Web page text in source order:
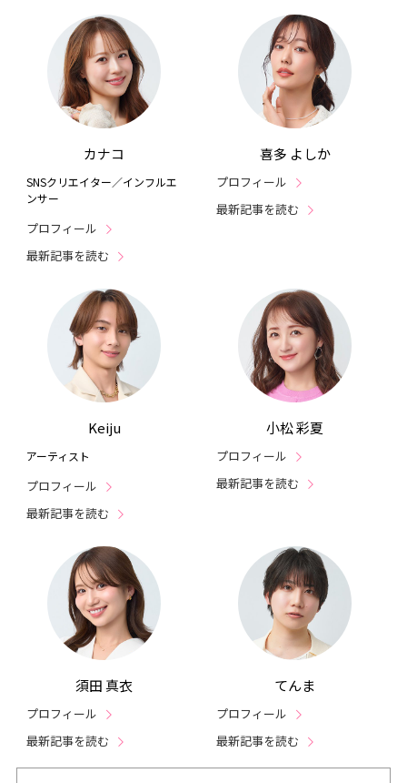
カナコ
SNSクリエイター／インフルエ
ンサー
プロフィール
最新記事を読む
喜多 よしか
プロフィール
最新記事を読む
Keiju
アーティスト
プロフィール
最新記事を読む
小松 彩夏
プロフィール
最新記事を読む
須田 真衣
プロフィール
最新記事を読む
てんま
プロフィール
最新記事を読む